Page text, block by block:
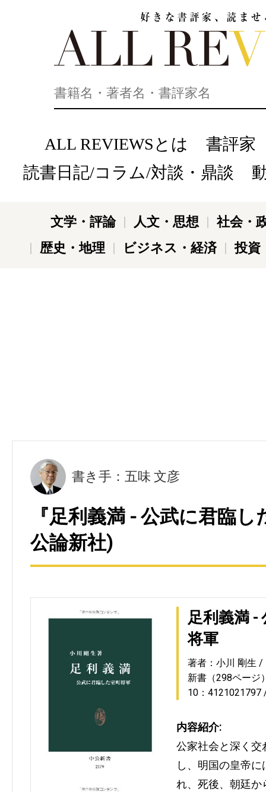
ALL REVIEWSとは
書評家
読書日記/コラム/対談・鼎談
文学・評論 人文・思想
社会・
歴史・地理
ビジネス・経済 投資
書き手：五味 文彦
『足利義満 - 公武に君臨
公論新社)
足利義満 -
将軍
著者：小川 剛生
新書（298ページ
10：4121021797
内容紹介:
公家社会と深く交
し、明国の皇帝
れ、死後、朝廷か